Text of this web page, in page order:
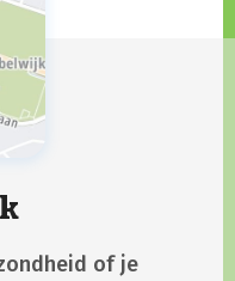
of je